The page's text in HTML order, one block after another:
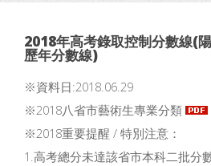
2018年高考錄取控制分數線(
歷年分數線)
※資料日:2018.06.29
※2018八省市藝術生專業分類
※2018重要提醒 / 特別注意：
1.高考總分未達該省市本科二批分